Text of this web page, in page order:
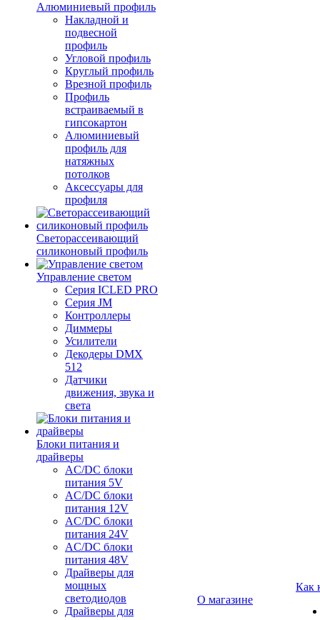
Алюминиевый профиль
Накладной и
подвесной
профиль
Угловой профиль
Круглый профиль
Врезной профиль
Профиль
встраиваемый в
гипсокартон
Алюминиевый
профиль для
натяжных
потолков
Аксессуары для
профиля
Светорассеивающий
силиконовый профиль
Управление светом
Серия ICLED PRO
Серия JM
Контроллеры
Диммеры
Усилители
Декодеры DMX
512
Датчики
движения, звука и
света
Блоки питания и
драйверы
AC/DC блоки
питания 5V
AC/DC блоки
питания 12V
AC/DC блоки
питания 24V
AC/DC блоки
питания 48V
Драйверы для
мощных
светодиодов
Драйверы для
О магазине
Как